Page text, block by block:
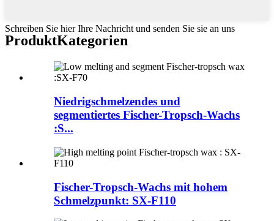
Schreiben Sie hier Ihre Nachricht und senden Sie sie an uns
ProduktKategorien
Niedrigschmelzendes und
segmentiertes Fischer-Tropsch-Wachs
:S...
Fischer-Tropsch-Wachs mit hohem
Schmelzpunkt: SX-F110